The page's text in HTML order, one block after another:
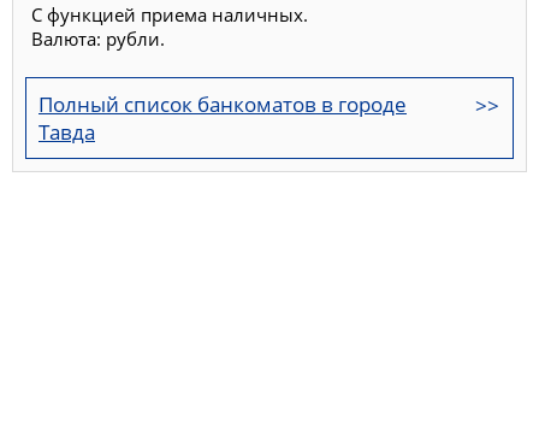
С функцией приема наличных.
Валюта: рубли.
Полный список банкоматов в городе
Тавда